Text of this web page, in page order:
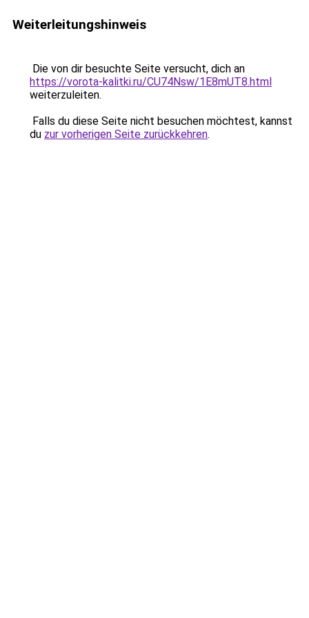
Weiterleitungshinweis
Die von dir besuchte Seite versucht, dich an
https://vorota-kalitki.ru/CU74Nsw/1E8mUT8.html
weiterzuleiten.
Falls du diese Seite nicht besuchen möchtest, kannst
du zur vorherigen Seite zurückkehren.